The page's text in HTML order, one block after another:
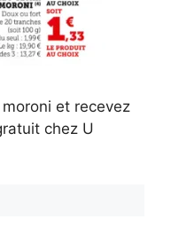
et recevez
chez U